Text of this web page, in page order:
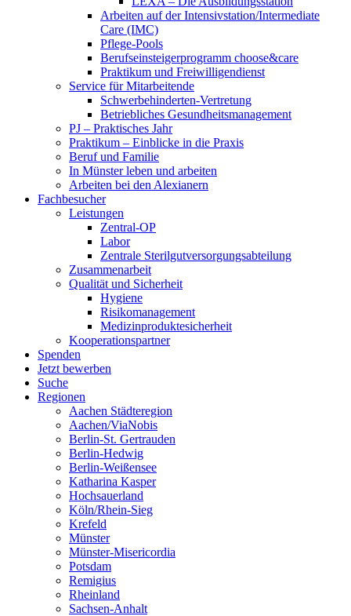
Arbeiten auf der Intensivstation/Intermediate
Care (IMC)
Pflege-Pools
Berufseinsteigerprogramm choose&care
Praktikum und Freiwilligendienst
Service für Mitarbeitende
Schwerbehinderten-Vertretung
Betriebliches Gesundheitsmanagement
PJ – Praktisches Jahr
Praktikum – Einblicke in die Praxis
Beruf und Familie
In Münster leben und arbeiten
Arbeiten bei den Alexianern
Fachbesucher
Leistungen
Zentral-OP
Labor
Zentrale Sterilgutversorgungsabteilung
Zusammenarbeit
Qualität und Sicherheit
Hygiene
Risikomanagement
Medizinproduktesicherheit
Kooperationspartner
Spenden
Jetzt bewerben
Suche
Regionen
Aachen Städteregion
Aachen/ViaNobis
Berlin-St. Gertrauden
Berlin-Hedwig
Berlin-Weißensee
Katharina Kasper
Hochsauerland
Köln/Rhein-Sieg
Krefeld
Münster
Münster-Misericordia
Potsdam
Remigius
Rheinland
Sachsen-Anhalt